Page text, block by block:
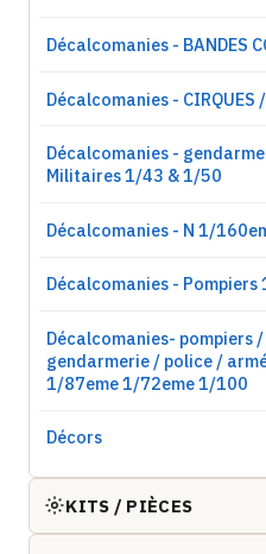
Décalcomanies - BANDES
Décalcomanies -
Décalcomanies -
Militaires 1/43 & 1/50
Décalcomanies - N 1/
Décalcomanies -
Décalcomanies- pompiers
gendarmerie / police /
1/87eme 1/72eme 1/100
Décors
KITS / PIÈCES